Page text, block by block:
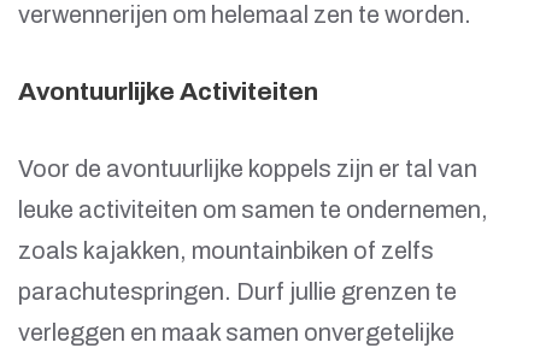
verwennerijen om helemaal zen te worden.
Avontuurlijke Activiteiten
Voor de avontuurlijke koppels zijn er tal van
leuke activiteiten om samen te ondernemen,
zoals kajakken, mountainbiken of zelfs
parachutespringen. Durf jullie grenzen te
verleggen en maak samen onvergetelijke